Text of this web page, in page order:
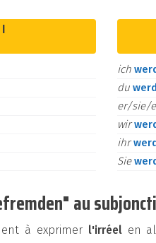
ich
du
er/sie/
wir
ihr
Sie
au
à exprimer l'irréelen